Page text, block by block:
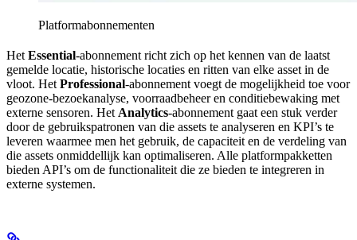
Platformabonnementen
Het Essential-abonnement richt zich op het kennen van de laatst
gemelde locatie, historische locaties en ritten van elke asset in de
vloot. Het Professional-abonnement voegt de mogelijkheid toe voor
geozone-bezoekanalyse, voorraadbeheer en conditiebewaking met
externe sensoren. Het Analytics-abonnement gaat een stuk verder
door de gebruikspatronen van die assets te analyseren en KPI’s te
leveren waarmee men het gebruik, de capaciteit en de verdeling van
die assets onmiddellijk kan optimaliseren. Alle platformpakketten
bieden API’s om de functionaliteit die ze bieden te integreren in
externe systemen.